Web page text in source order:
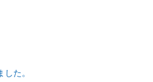
た。